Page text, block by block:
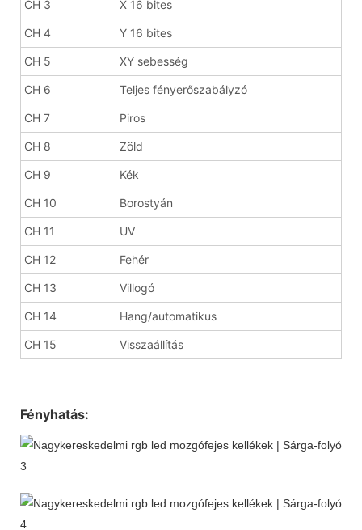
CH 3 X 16 bites
CH 4 Y 16 bites
CH 5 XY sebesség
CH 6 Teljes fényerőszabályzó
CH 7 Piros
CH 8 Zöld
CH 9 Kék
CH 10 Borostyán
CH 11 UV
CH 12 Fehér
CH 13 Villogó
CH 14 Hang/automatikus
CH 15 Visszaállítás
Fényhatás: